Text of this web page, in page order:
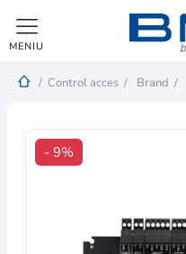
MENIU
/ Control acces / Brand /
- 9%